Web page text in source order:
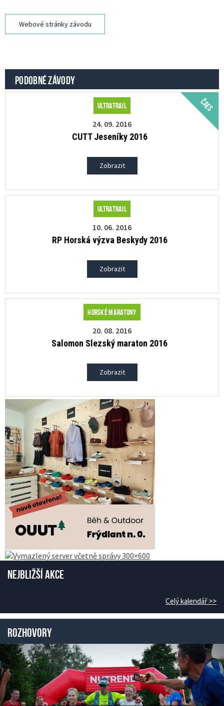
Webové stránky závodu
PODOBNÉ ZÁVODY
Ultratrail
24. 09. 2016
CUTT Jeseníky 2016
ČAES
Zobrazit
Ultratrail
10. 06. 2016
RP Horská výzva Beskydy 2016
Zobrazit
Horské maratony
20. 08. 2016
Salomon Slezský maraton 2016
Zobrazit
Nejbližší akce
Celý kalendář >>
Rozhovory